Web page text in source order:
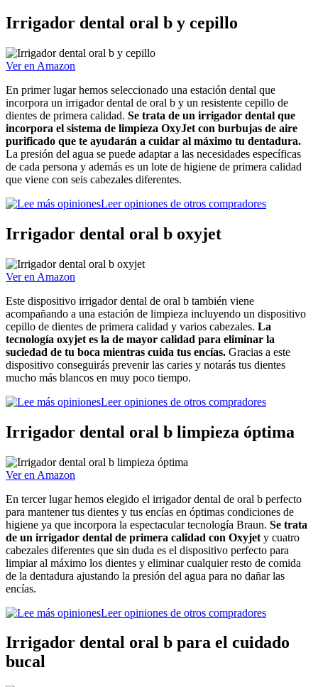
Irrigador dental oral b y cepillo
Ver en Amazon
En primer lugar hemos seleccionado una estación dental que
incorpora un irrigador dental de oral b y un resistente cepillo de
dientes de primera calidad. Se trata de un irrigador dental que
incorpora el sistema de limpieza OxyJet con burbujas de aire
purificado que te ayudarán a cuidar al máximo tu dentadura.
La presión del agua se puede adaptar a las necesidades específicas
de cada persona y además es un lote de higiene de primera calidad
que viene con seis cabezales diferentes.
Leer opiniones de otros compradores
Irrigador dental oral b oxyjet
Ver en Amazon
Este dispositivo irrigador dental de oral b también viene
acompañando a una estación de limpieza incluyendo un dispositivo
cepillo de dientes de primera calidad y varios cabezales. La
tecnología oxyjet es la de mayor calidad para eliminar la
suciedad de tu boca mientras cuida tus encías. Gracias a este
dispositivo conseguirás prevenir las caries y notarás tus dientes
mucho más blancos en muy poco tiempo.
Leer opiniones de otros compradores
Irrigador dental oral b limpieza óptima
Ver en Amazon
En tercer lugar hemos elegido el irrigador dental de oral b perfecto
para mantener tus dientes y tus encías en óptimas condiciones de
higiene ya que incorpora la espectacular tecnología Braun. Se trata
de un irrigador dental de primera calidad con Oxyjet y cuatro
cabezales diferentes que sin duda es el dispositivo perfecto para
limpiar al máximo los dientes y eliminar cualquier resto de comida
de la dentadura ajustando la presión del agua para no dañar las
encías.
Leer opiniones de otros compradores
Irrigador dental oral b para el cuidado
bucal